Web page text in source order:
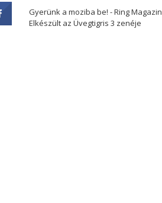
Gyerünk a moziba be! - Ring Magazin
Elkészült az Üvegtigris 3 zenéje